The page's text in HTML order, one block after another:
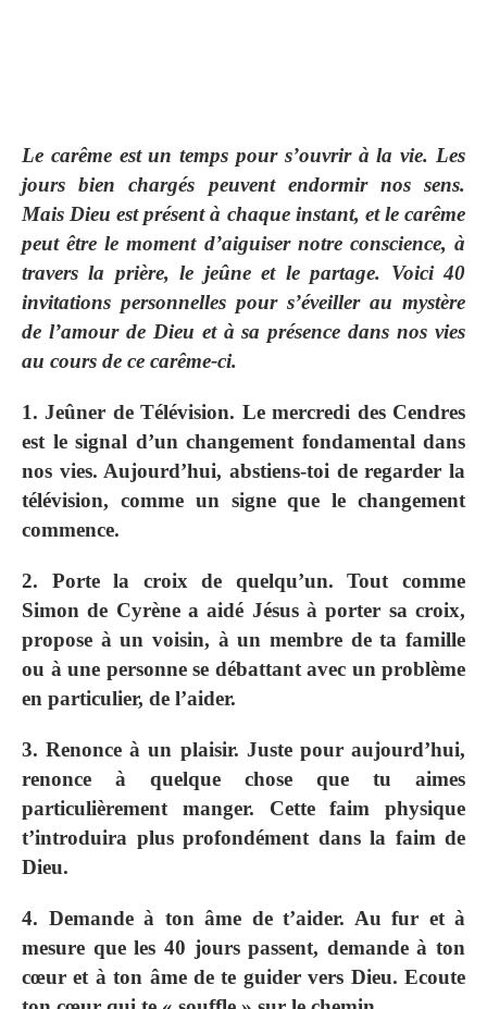
Le carême est un temps pour s’ouvrir à la vie. Les
jours bien chargés peuvent endormir nos sens.
Mais Dieu est présent à chaque instant, et le carême
peut être le moment d’aiguiser notre conscience, à
travers la prière, le jeûne et le partage. Voici 40
invitations personnelles pour s’éveiller au mystère
de l’amour de Dieu et à sa présence dans nos vies
au cours de ce carême-ci.
1. Jeûner de Télévision. Le mercredi des Cendres
est le signal d’un changement fondamental dans
nos vies. Aujourd’hui, abstiens-toi de regarder la
télévision, comme un signe que le changement
commence.
2. Porte la croix de quelqu’un. Tout comme
Simon de Cyrène a aidé Jésus à porter sa croix,
propose à un voisin, à un membre de ta famille
ou à une personne se débattant avec un problème
en particulier, de l’aider.
3. Renonce à un plaisir. Juste pour aujourd’hui,
renonce à quelque chose que tu aimes
particulièrement manger. Cette faim physique
t’introduira plus profondément dans la faim de
Dieu.
4. Demande à ton âme de t’aider. Au fur et à
mesure que les 40 jours passent, demande à ton
cœur et à ton âme de te guider vers Dieu. Ecoute